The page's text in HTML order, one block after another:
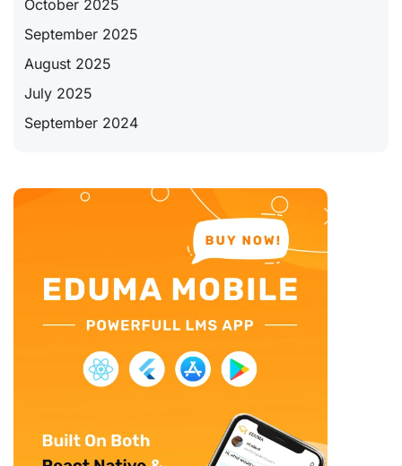
October 2025
September 2025
August 2025
July 2025
September 2024